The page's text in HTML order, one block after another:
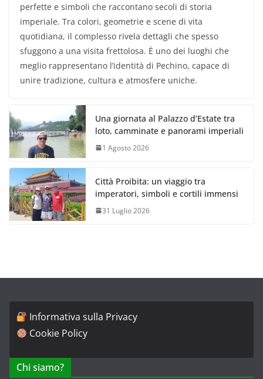
perfette e simboli che raccontano secoli di storia
imperiale. Tra colori, geometrie e scene di vita
quotidiana, il complesso rivela dettagli che spesso
sfuggono a una visita frettolosa. È uno dei luoghi che
meglio rappresentano l’identità di Pechino, capace di
unire tradizione, cultura e atmosfere uniche.
Una giornata al Palazzo d’Estate tra
loto, camminate e panorami imperiali
1 Agosto 2026
Città Proibita: un viaggio tra
imperatori, simboli e cortili immensi
31 Luglio 2026
Informativa sulla Privacy
Cookie Policy
Chi siamo?